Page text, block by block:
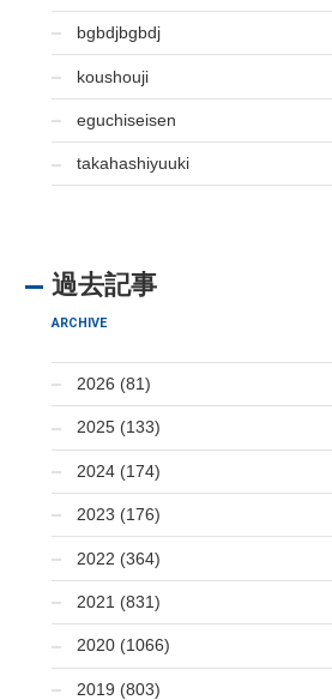
bgbdjbgbdj
koushouji
eguchiseisen
takahashiyuuki
過去記事
ARCHIVE
2026 (81)
2025 (133)
2024 (174)
2023 (176)
2022 (364)
2021 (831)
2020 (1066)
2019 (803)